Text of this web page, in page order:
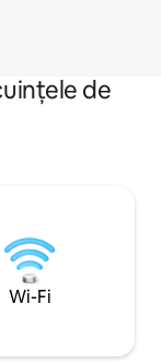
de
Wi-Fi